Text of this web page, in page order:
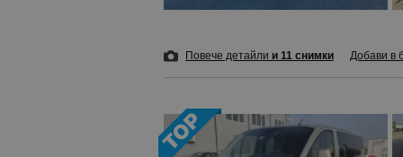
Повече детайли и 11 снимки Добави в